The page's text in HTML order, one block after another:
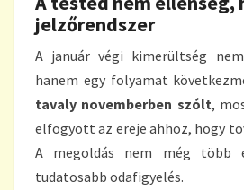
jelzőrendszer
A január végi kimerültség
hanem egy folyamat
tavaly novemberben szólt,
elfogyott az ereje ahhoz, hogy
A megoldás nem még több
tudatosabb odafigyelés.